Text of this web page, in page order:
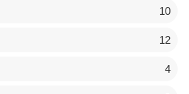
10
12
4